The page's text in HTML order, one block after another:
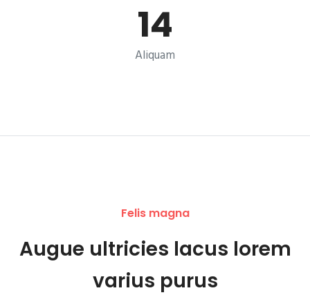
14
Aliquam
Felis magna
Augue ultricies lacus lorem
varius purus